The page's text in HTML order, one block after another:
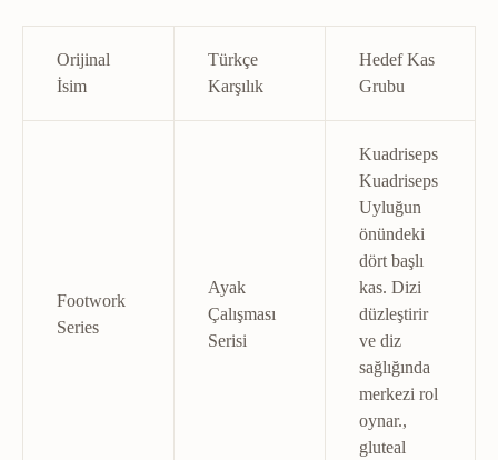
Orijinal
İsim
Türkçe
Karşılık
Hedef Kas
Grubu
Footwork
Series
Ayak
Çalışması
Serisi
Kuadriseps
Kuadriseps
Uyluğun
önündeki
dört başlı
kas. Dizi
düzleştirir
ve diz
sağlığında
merkezi rol
oynar.,
gluteal